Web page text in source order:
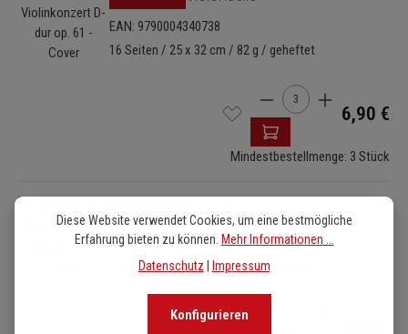
EAN: 9790004340738
16 Seiten / 25 x 32 cm / 82 g / geheftet
Produkt Anzahl: Gib
6,90 €
Mindestbestellmenge: 3 Stück
EAN: 9790004340745
12 Seiten / 25 x 32 cm / 66 g / geheftet
Diese Website verwendet Cookies, um eine bestmögliche
Erfahrung bieten zu können. Mehr Informationen ...
Datenschutz | Impressum
Konfigurieren